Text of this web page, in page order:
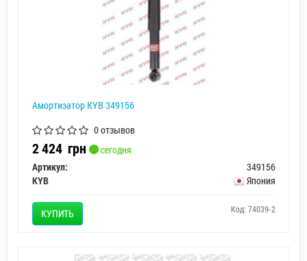
Амортизатор KYB 349156
0 отзывов
2 424 грн
сегодня
Артикул:
349156
KYB
Япония
КУПИТЬ Код: 74039-2